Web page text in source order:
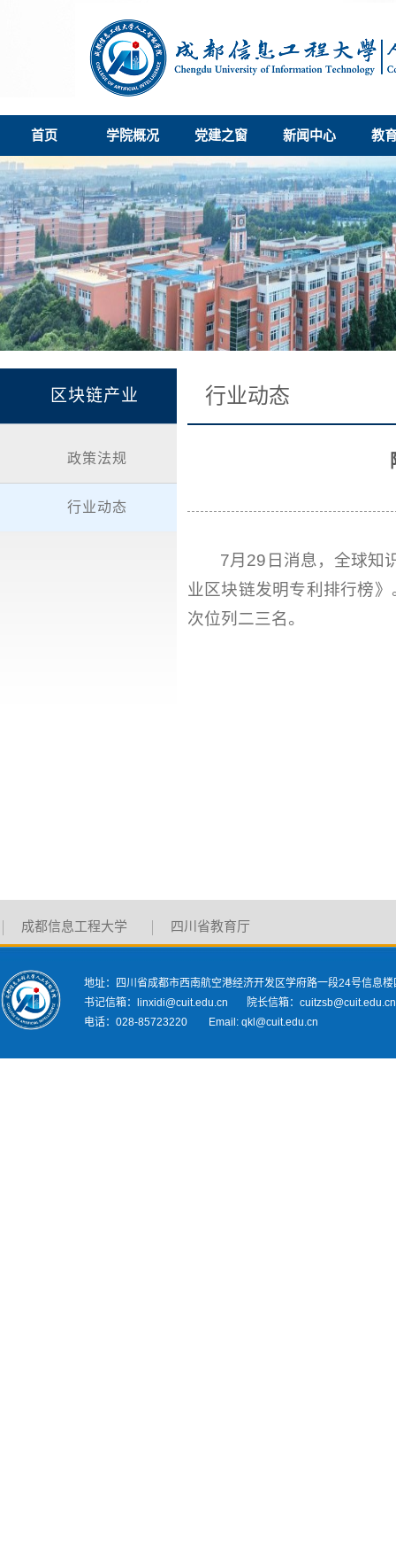
首页 学院概况 党建之窗 新闻中心 教
区块链产业
政策法规
行业动态
行业动态
7月29日消息，全球知
业区块链发明专利排行榜
次位列二三名。
成都信息工程大学 四川省教育厅
地址：四川省成都市西南航空港经济开发区学府路一段24号信息楼
书记信箱：linxidi@cuit.edu.cn 院长信箱：cuitzsb@cuit.edu.cn
电话：028-85723220 Email: qkl@cuit.edu.cn